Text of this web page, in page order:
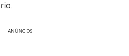
ANÚNCIOS